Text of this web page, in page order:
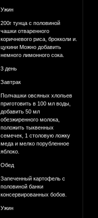
Ужин
200г тунца с половиной
чашки отваренного
коричневого риса, брокколи и.
цукини Можно добавить
немного лимонного сока.
3 день
Завтрак
Полчашки овсяных хлопьев
приготовить в 100 мл воды,
добавить 50 мл
обезжиренного молока,
положить тыквенных
семечек, 1 столовую ложку
меда и мелко порубленное
яблоко.
Обед
Запеченный картофель с
половиной банки
консервированных бобов.
Ужин